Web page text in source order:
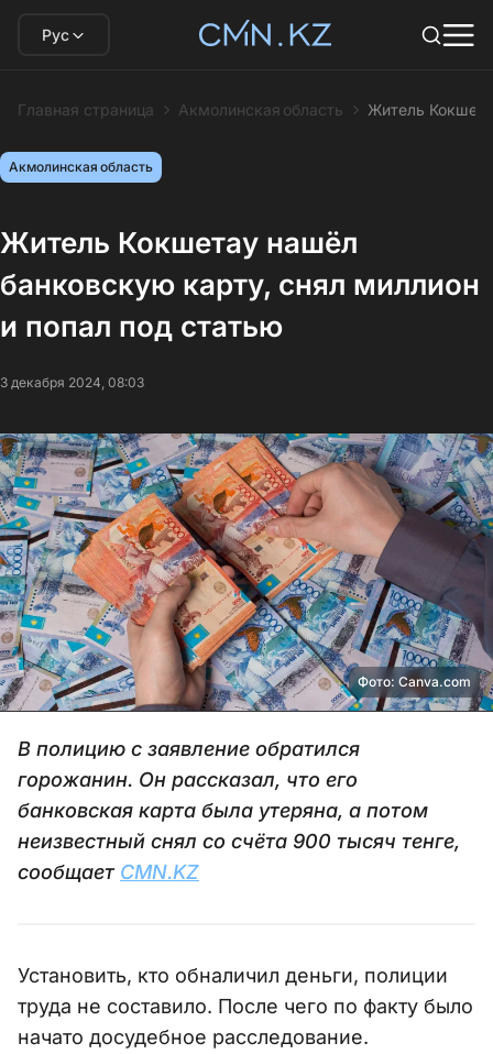
Рус
Главная страница Акмолинская область Житель
Акмолинская область
Житель Кокшетау нашёл
банковскую карту, снял миллион
и попал под статью
3 декабря 2024, 08:03
Фото: Canva.com
В полицию с заявление обратился
горожанин. Он рассказал, что его
банковская карта была утеряна, а потом
неизвестный снял со счёта 900 тысяч тенге,
сообщает CMN.KZ
Установить, кто обналичил деньги, полиции
труда не составило. После чего по факту было
начато досудебное расследование.